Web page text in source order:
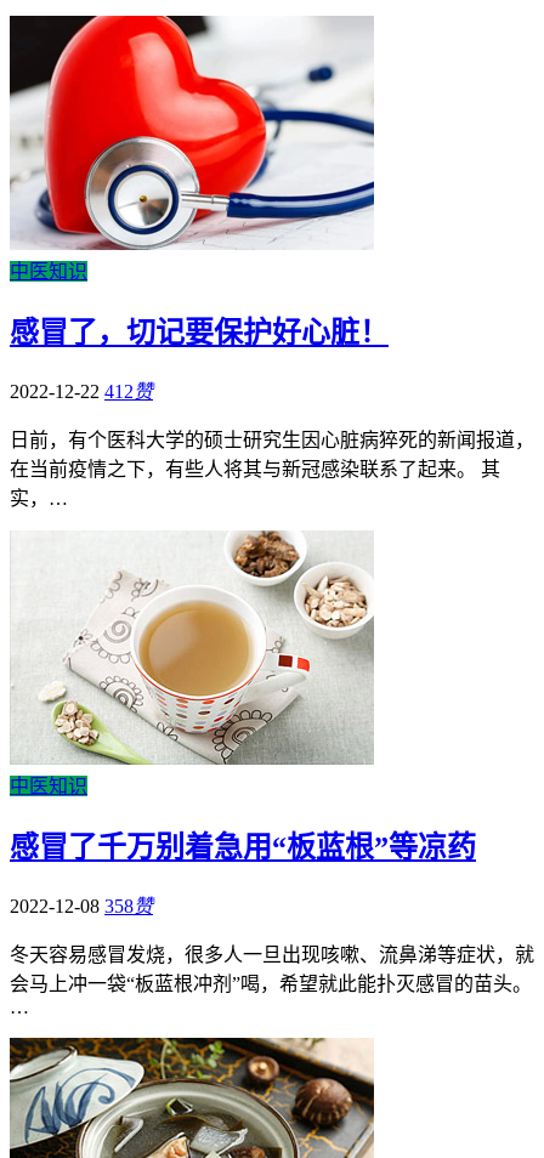
中医知识
感冒了，切记要保护好心脏！
2022-12-22 412赞
日前，有个医科大学的硕士研究生因心脏病猝死的新闻报道，
在当前疫情之下，有些人将其与新冠感染联系了起来。 其
实，…
中医知识
感冒了千万别着急用“板蓝根”等凉药
2022-12-08 358赞
冬天容易感冒发烧，很多人一旦出现咳嗽、流鼻涕等症状，就
会马上冲一袋“板蓝根冲剂”喝，希望就此能扑灭感冒的苗头。
…